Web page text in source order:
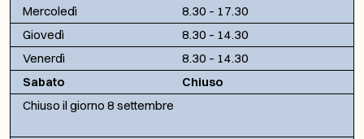
Mercoledì
8.30 – 17.30
Giovedì
8.30 – 14.30
Venerdì
8.30 – 14.30
Sabato
Chiuso
Chiuso il giorno 8 settembre